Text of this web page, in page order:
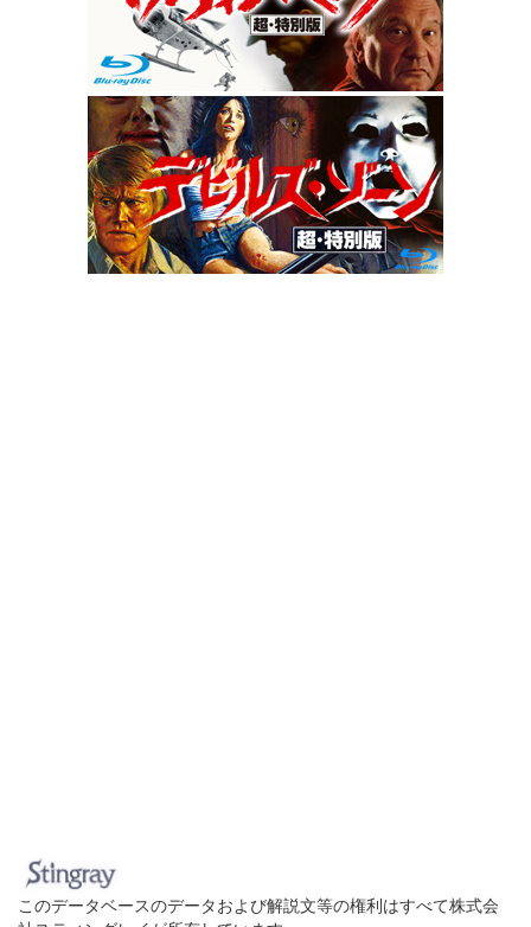
このデータベースのデータおよび解説文等の権利はすべて株式会